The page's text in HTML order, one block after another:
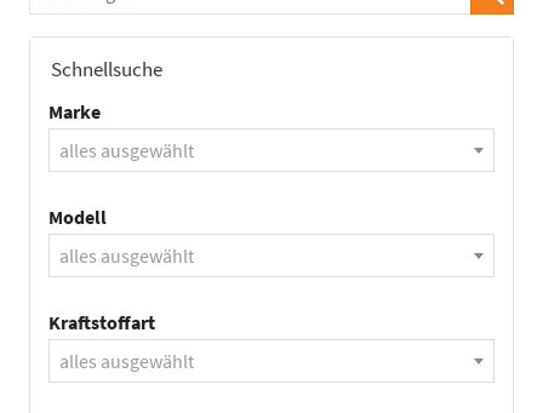
Schnellsuche
Marke
alles ausgewählt
Modell
alles ausgewählt
Kraftstoffart
alles ausgewählt